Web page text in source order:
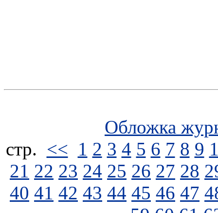
Обложка
стp. << 1 2 3 4 5 6 7 8 9
21 22 23 24 25 26 27 28
40 41 42 43 44 45 46 47